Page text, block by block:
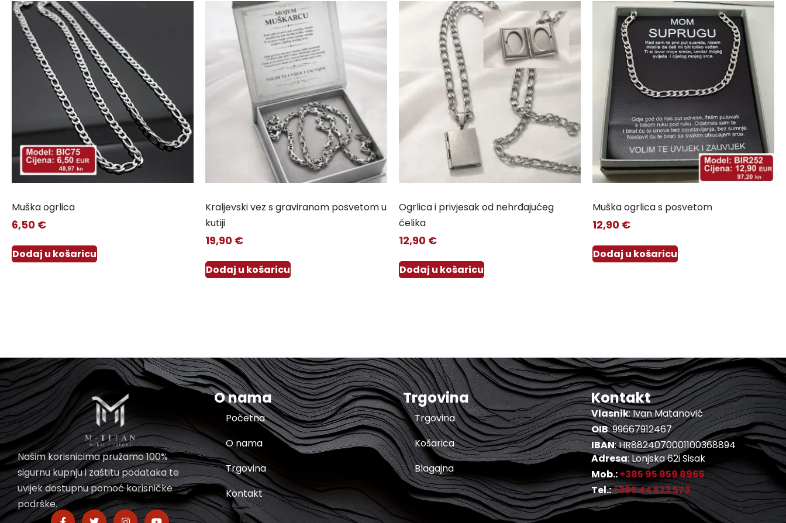
Muška ogrlica
6,50 €
Dodaj u košaricu
Kraljevski vez s graviranom posvetom u
kutiji
19,90 €
Dodaj u košaricu
Ogrlica i privjesak od nehrđajućeg
čelika
12,90 €
Dodaj u košaricu
Muška ogrlica s posvetom
12,90 €
Dodaj u košaricu
Našim korisnicima pružamo 100%
sigurnu kupnju i zaštitu podataka te
uvijek dostupnu pomoć korisničke
podrške.
O nama
Početna
O nama
Trgovina
Kontakt
Trgovina
Trgovina
Košarica
Blagajna
Kontakt
Vlasnik: Ivan Matanović
OIB: 99667912467
IBAN: HR8824070001100368894
Adresa: Lonjska 62i Sisak
Mob.:+385 95 859 8965
Tel.:+385 44 573 573